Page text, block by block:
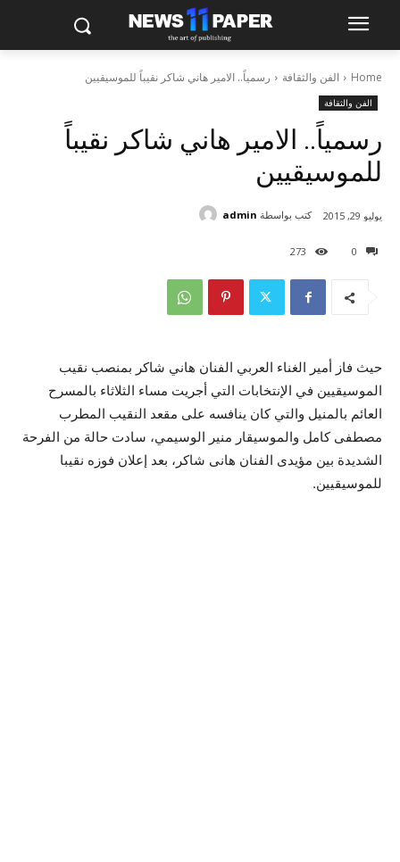
Home الفن والثقافة رسمياً.. الامير هاني شاكر نقيباً للموسيقيين
الفن والثقافة
رسمياً.. الامير هاني شاكر نقيباً
للموسيقيين
0
273
يوليو 29, 2015 كتب بواسطة admin
حيث فاز أمير الغناء العربي الفنان هاني شاكر بمنصب نقيب
الموسيقيين في الإنتخابات التي أجريت مساء الثلاثاء بالمسرح
العائم بالمنيل والتي كان ينافسه على مقعد النقيب المطرب
مصطفى كامل والموسيقار منير الوسيمي، سادت حالة من الفرحة
الشديدة بين مؤيدى الفنان هانى شاكر، بعد إعلان فوزه نقيبا
للموسيقيين.